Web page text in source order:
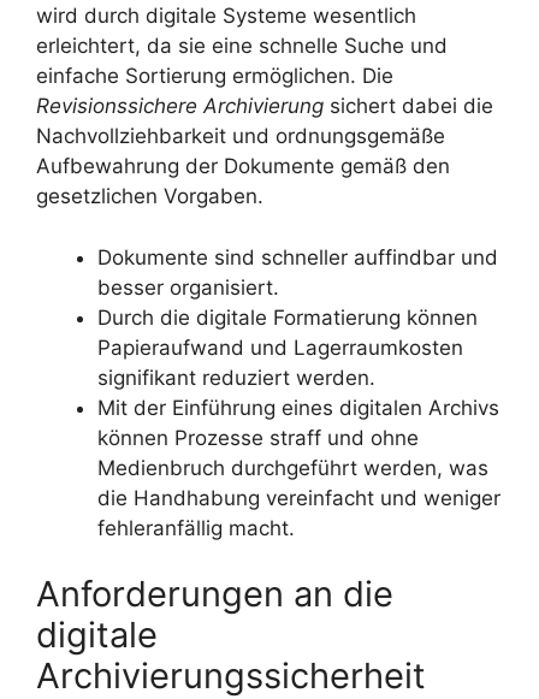
wird durch digitale Systeme wesentlich
erleichtert, da sie eine schnelle Suche und
einfache Sortierung ermöglichen. Die
Revisionssichere Archivierung sichert dabei die
Nachvollziehbarkeit und ordnungsgemäße
Aufbewahrung der Dokumente gemäß den
gesetzlichen Vorgaben.
Dokumente sind schneller auffindbar und
besser organisiert.
Durch die digitale Formatierung können
Papieraufwand und Lagerraumkosten
signifikant reduziert werden.
Mit der Einführung eines digitalen Archivs
können Prozesse straff und ohne
Medienbruch durchgeführt werden, was
die Handhabung vereinfacht und weniger
fehleranfällig macht.
Anforderungen an die
digitale
Archivierungssicherheit